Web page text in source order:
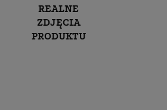
REALNE
ZDJĘCIA
PRODUKTU